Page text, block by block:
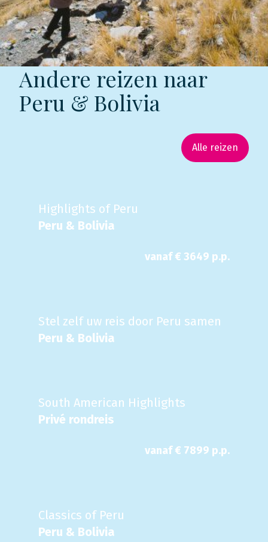
Andere reizen naar
Peru & Bolivia
Alle reizen
Highlights of Peru
Peru & Bolivia
vanaf € 3649 p.p.
Stel zelf uw reis door Peru samen
Peru & Bolivia
South American Highlights
Privé rondreis
vanaf € 7899 p.p.
Classics of Peru
Peru & Bolivia